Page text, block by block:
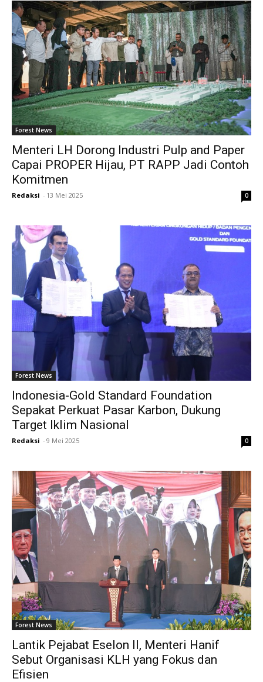
Forest News
Menteri LH Dorong Industri Pulp and Paper
Capai PROPER Hijau, PT RAPP Jadi Contoh
Komitmen
Redaksi - 13 Mei 2025 0
Forest News
Indonesia-Gold Standard Foundation
Sepakat Perkuat Pasar Karbon, Dukung
Target Iklim Nasional
Redaksi - 9 Mei 2025 0
Forest News
Lantik Pejabat Eselon II, Menteri Hanif
Sebut Organisasi KLH yang Fokus dan
Efisien